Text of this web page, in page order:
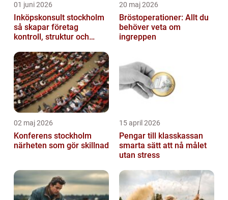
01 juni 2026
Inköpskonsult stockholm
så skapar företag
kontroll, struktur och
20 maj 2026
Bröstoperationer: Allt du
behöver veta om
ingreppen
02 maj 2026
Konferens stockholm
närheten som gör skillnad
15 april 2026
Pengar till klasskassan
smarta sätt att nå målet
utan stress